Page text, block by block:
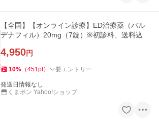
【全国】【オンライン診療】ED治療薬（バル
デナフィル）20mg（7錠）※初診料、送料込
4,950円
10% （451pt） 要エントリー
発送日情報なし
くまポン Yahoo!ショップ